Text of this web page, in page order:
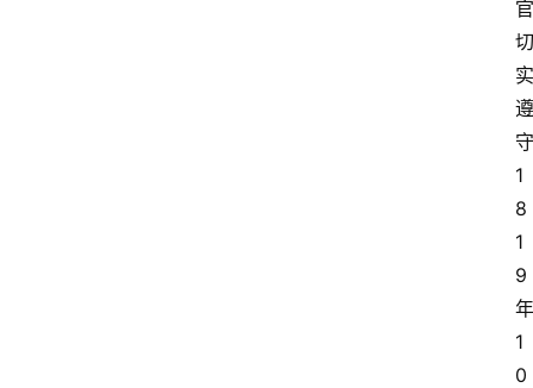
官
切
实
遵
守
1
8
1
9
年
1
0